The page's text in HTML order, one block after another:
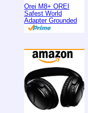
Orei M8+ OREI
Safest World
Adapter Grounded